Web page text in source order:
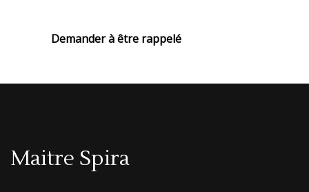
Demander à être rappelé
Maitre Spira